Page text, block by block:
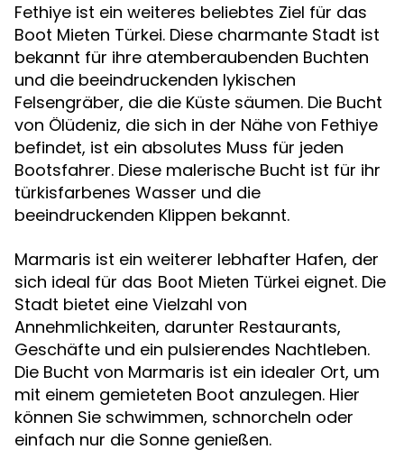
Fethiye ist ein weiteres beliebtes Ziel für das
Boot Mieten Türkei. Diese charmante Stadt ist
bekannt für ihre atemberaubenden Buchten
und die beeindruckenden lykischen
Felsengräber, die die Küste säumen. Die Bucht
von Ölüdeniz, die sich in der Nähe von Fethiye
befindet, ist ein absolutes Muss für jeden
Bootsfahrer. Diese malerische Bucht ist für ihr
türkisfarbenes Wasser und die
beeindruckenden Klippen bekannt.
Marmaris ist ein weiterer lebhafter Hafen, der
sich ideal für das Boot Mieten Türkei eignet. Die
Stadt bietet eine Vielzahl von
Annehmlichkeiten, darunter Restaurants,
Geschäfte und ein pulsierendes Nachtleben.
Die Bucht von Marmaris ist ein idealer Ort, um
mit einem gemieteten Boot anzulegen. Hier
können Sie schwimmen, schnorcheln oder
einfach nur die Sonne genießen.